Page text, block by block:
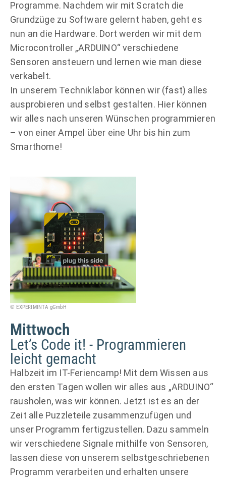
Programme. Nachdem wir mit Scratch die
Grundzüge zu Software gelernt haben, geht es
nun an die Hardware. Dort werden wir mit dem
Microcontroller „ARDUINO“ verschiedene
Sensoren ansteuern und lernen wie man diese
verkabelt.
In unserem Techniklabor können wir (fast) alles
ausprobieren und selbst gestalten. Hier können
wir alles nach unseren Wünschen programmieren
– von einer Ampel über eine Uhr bis hin zum
Smarthome!
© EXPERIMINTA gGmbH
Mittwoch
Let’s Code it! - Programmieren
leicht gemacht
Halbzeit im IT-Feriencamp! Mit dem Wissen aus
den ersten Tagen wollen wir alles aus „ARDUINO“
rausholen, was wir können. Jetzt ist es an der
Zeit alle Puzzleteile zusammenzufügen und
unser Programm fertigzustellen. Dazu sammeln
wir verschiedene Signale mithilfe von Sensoren,
lassen diese von unserem selbstgeschriebenen
Programm verarbeiten und erhalten unsere